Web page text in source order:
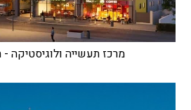
מרכז תעשייה ולוגיסטיקה -